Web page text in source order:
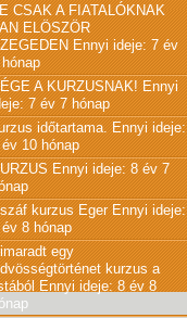
CSAK A FIATALÓKNAK
ELÖSZÖR
Ennyi ideje: 7 év
A KURZUSNAK! Ennyi
7 év 7 hónap
időtartama. Ennyi ideje:
10 hónap
Ennyi ideje: 8 év 7
kurzus Eger Ennyi ideje:
8 hónap
egy
kurzus a
Ennyi ideje: 8 év 8